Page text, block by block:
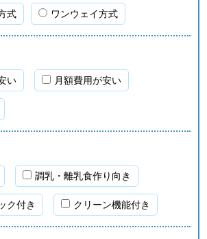
式 ワンウェイ方式
い 月額費用が安い
調乳・離乳食作り向き
ク付き クリーン機能付き